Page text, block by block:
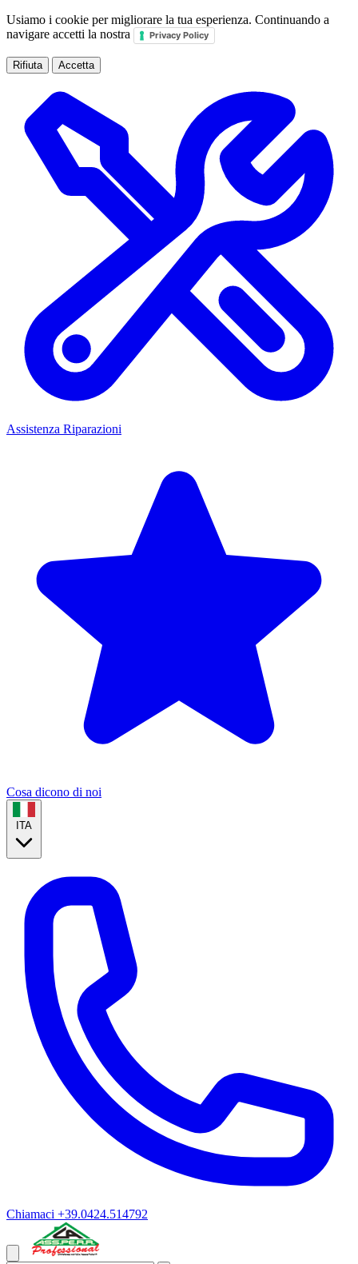
Usiamo i cookie per migliorare la tua esperienza. Continuando a
navigare accetti la nostra
Privacy Policy
Rifiuta Accetta
Assistenza Riparazioni
Cosa dicono di noi
ITA
Chiamaci +39.0424.514792